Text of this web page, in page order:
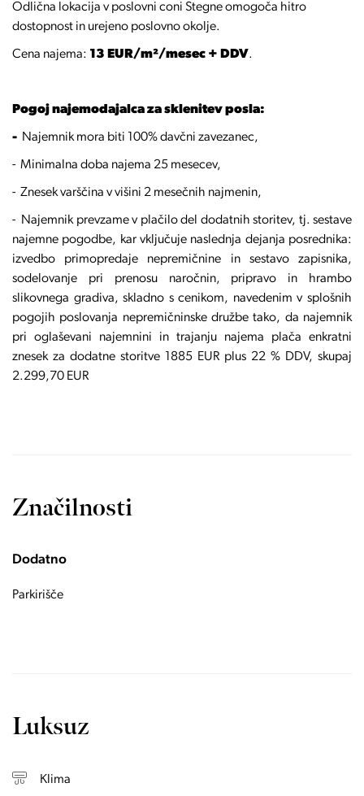
Odlična lokacija v poslovni coni Stegne omogoča hitro
dostopnost in urejeno poslovno okolje.
Cena najema: 13 EUR/m²/mesec + DDV.
Pogoj najemodajalca za sklenitev posla:
- Najemnik mora biti 100% davčni zavezanec,
- Minimalna doba najema 25 mesecev,
- Znesek varščina v višini 2 mesečnih najmenin,
- Najemnik prevzame v plačilo del dodatnih storitev, tj. sestave
najemne pogodbe, kar vključuje naslednja dejanja posrednika:
izvedbo primopredaje nepremičnine in sestavo zapisnika,
sodelovanje pri prenosu naročnin, pripravo in hrambo
slikovnega gradiva, skladno s cenikom, navedenim v splošnih
pogojih poslovanja nepremičninske družbe tako, da najemnik
pri oglaševani najemnini in trajanju najema plača enkratni
znesek za dodatne storitve 1885 EUR plus 22 % DDV, skupaj
2.299,70 EUR
Značilnosti
Dodatno
Parkirišče
Luksuz
Klima